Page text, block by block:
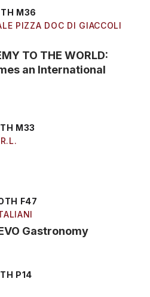
M36
PIZZA DOC DI GIACCOLI
TO THE WORLD:
an International
M33
F47
Gastronomy
P14